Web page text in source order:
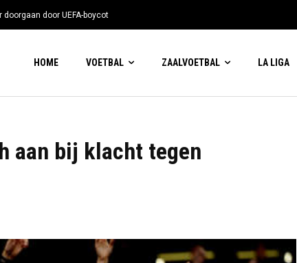
door UEFA-boycot
HOME VOETBAL ZAALVOETBAL LA LIGA
aan bij klacht tegen